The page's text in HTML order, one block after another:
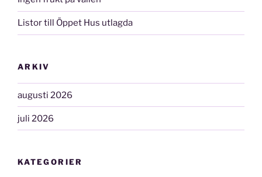
Listor till Öppet Hus utlagda
ARKIV
augusti 2026
juli 2026
KATEGORIER